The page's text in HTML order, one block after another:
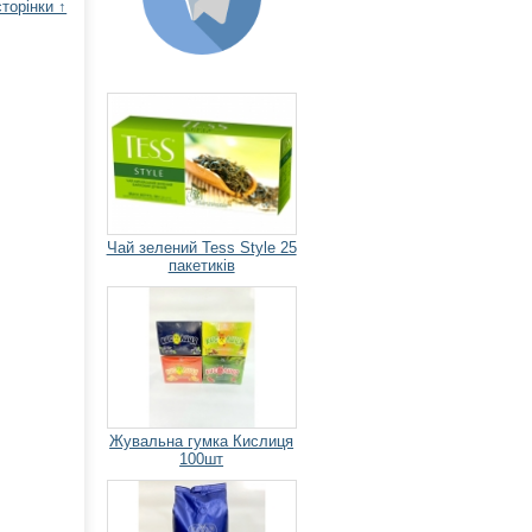
↑
Чай зелений Tess Style 25
пакетиків
Жувальна гумка Кислиця
100шт